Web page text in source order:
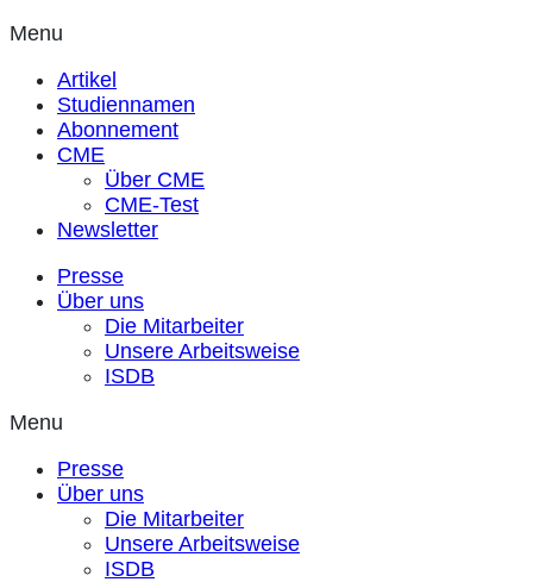
Menu
Artikel
Studiennamen
Abonnement
CME
Über CME
CME-Test
Newsletter
Presse
Über uns
Die Mitarbeiter
Unsere Arbeitsweise
ISDB
Menu
Presse
Über uns
Die Mitarbeiter
Unsere Arbeitsweise
ISDB